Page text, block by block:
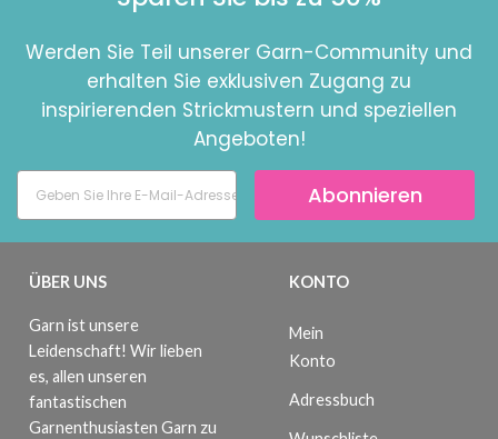
Werden Sie Teil unserer Garn-Community und
erhalten Sie exklusiven Zugang zu
inspirierenden Strickmustern und speziellen
Angeboten!
Abonnieren
ÜBER UNS
Garn ist unsere
Leidenschaft! Wir lieben
es, allen unseren
fantastischen
Garnenthusiasten Garn zu
KONTO
Mein
Konto
Adressbuch